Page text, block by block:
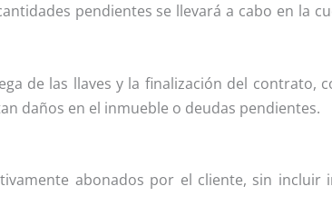
pendientes se llevará a cabo en la
de las llaves y la finalización del contrato,
daños en el inmueble o deudas pendientes.
abonados por el cliente, sin incluir